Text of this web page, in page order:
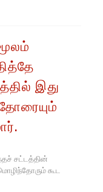
இது
சட்டத்தின்
கூட